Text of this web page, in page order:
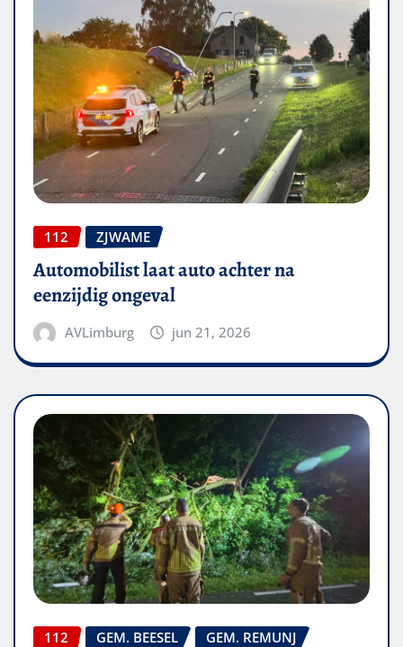
112 ZJWAME
Automobilist laat auto achter na
eenzijdig ongeval
AVLimburg jun 21, 2026
112 GEM. BEESEL
GEM. REMUNJ